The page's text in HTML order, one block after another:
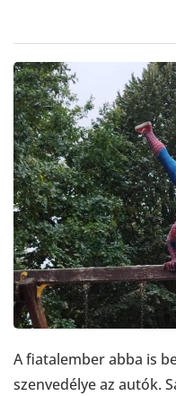
A fiatalember abba is
szenvedélye az autók.